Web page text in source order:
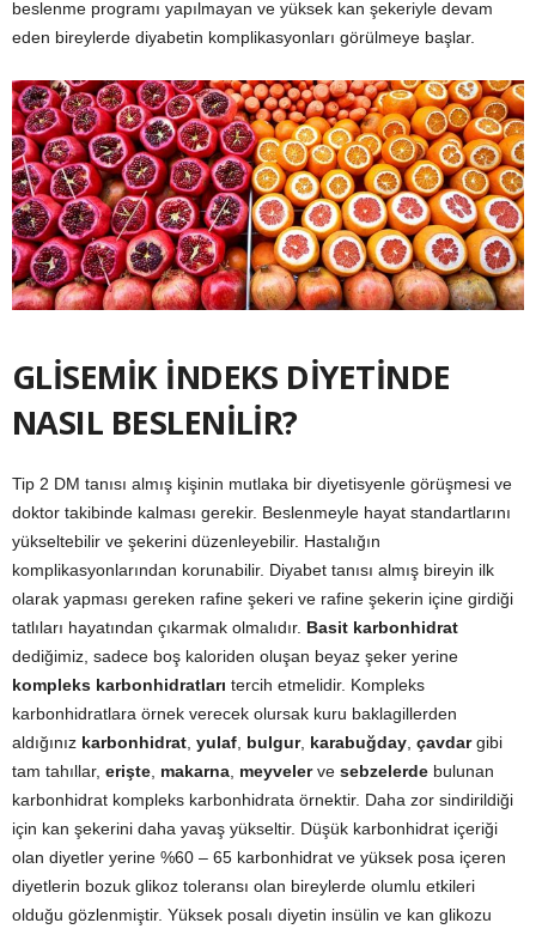
beslenme programı yapılmayan ve yüksek kan şekeriyle devam
eden bireylerde diyabetin komplikasyonları görülmeye başlar.
GLİSEMİK İNDEKS DİYETİNDE
NASIL BESLENİLİR?
Tip 2 DM tanısı almış kişinin mutlaka bir diyetisyenle görüşmesi ve
doktor takibinde kalması gerekir. Beslenmeyle hayat standartlarını
yükseltebilir ve şekerini düzenleyebilir. Hastalığın
komplikasyonlarından korunabilir. Diyabet tanısı almış bireyin ilk
olarak yapması gereken rafine şekeri ve rafine şekerin içine girdiği
tatlıları hayatından çıkarmak olmalıdır. Basit karbonhidrat
dediğimiz, sadece boş kaloriden oluşan beyaz şeker yerine
kompleks karbonhidratları tercih etmelidir. Kompleks
karbonhidratlara örnek verecek olursak kuru baklagillerden
aldığınız karbonhidrat yulaf bulgur, karabuğday çavdargibi
tam tahıllar, erişte makarna meyvelerve sebzelerde bulunan
karbonhidrat kompleks karbonhidrata örnektir. Daha zor sindirildiği
için kan şekerini daha yavaş yükseltir. Düşük karbonhidrat içeriği
olan diyetler yerine %60 – 65 karbonhidrat ve yüksek posa içeren
diyetlerin bozuk glikoz toleransı olan bireylerde olumlu etkileri
olduğu gözlenmiştir. Yüksek posalı diyetin insülin ve kan glikozu